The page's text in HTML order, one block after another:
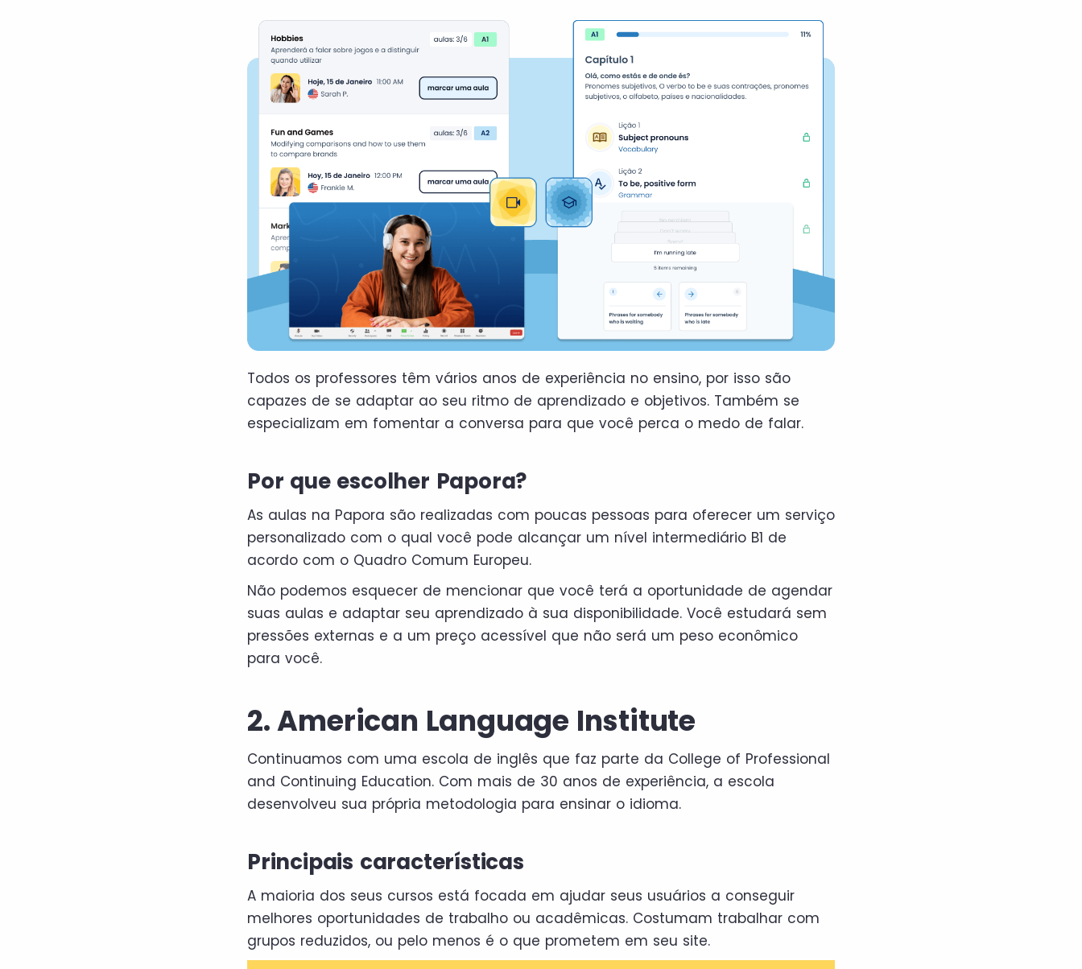
Todos os professores têm vários anos de experiência no ensino, por isso são
capazes de se adaptar ao seu ritmo de aprendizado e objetivos. Também se
especializam em fomentar a conversa para que você perca o medo de falar.
Por que escolher Papora?
As aulas na Papora são realizadas com poucas pessoas para oferecer um serviço
personalizado com o qual você pode alcançar um nível intermediário B1 de
acordo com o Quadro Comum Europeu.
Não podemos esquecer de mencionar que você terá a oportunidade de agendar
suas aulas e adaptar seu aprendizado à sua disponibilidade. Você estudará sem
pressões externas e a um preço acessível que não será um peso econômico
para você.
2. American Language Institute
Continuamos com uma escola de inglês que faz parte da College of Professional
and Continuing Education. Com mais de 30 anos de experiência, a escola
desenvolveu sua própria metodologia para ensinar o idioma.
Principais características
A maioria dos seus cursos está focada em ajudar seus usuários a conseguir
melhores oportunidades de trabalho ou acadêmicas. Costumam trabalhar com
grupos reduzidos, ou pelo menos é o que prometem em seu site.